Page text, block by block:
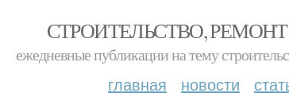
СТРОИТЕЛЬСТВО,
ежедневные публикации на тему
главная новости